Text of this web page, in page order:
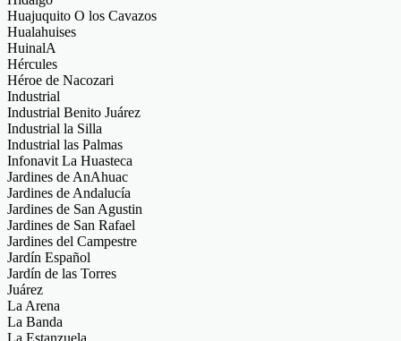
Huajuquito O los Cavazos
Hualahuises
HuinalA
Hércules
Héroe de Nacozari
Industrial
Industrial Benito Juárez
Industrial la Silla
Industrial las Palmas
Infonavit La Huasteca
Jardines de AnAhuac
Jardines de Andalucía
Jardines de San Agustin
Jardines de San Rafael
Jardines del Campestre
Jardín Español
Jardín de las Torres
Juárez
La Arena
La Banda
La Estanzuela